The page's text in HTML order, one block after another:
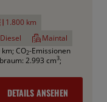
1.800 km
Diesel
Maintal
; CO2-Emissionen
2.993 cm3;
DETAILS ANSEHEN